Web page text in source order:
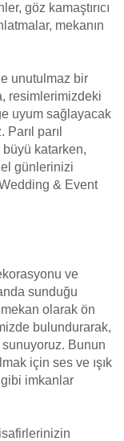
göz kamaştırıcı
mekanın
unutulmaz bir
resimlerimizdeki
uyum sağlayacak
parıl
büyü katarken,
günlerinizi
& Event
ve
sunduğu
olarak ön
bulundurarak,
sunuyoruz. Bunun
için ses ve ışık
imkanlar